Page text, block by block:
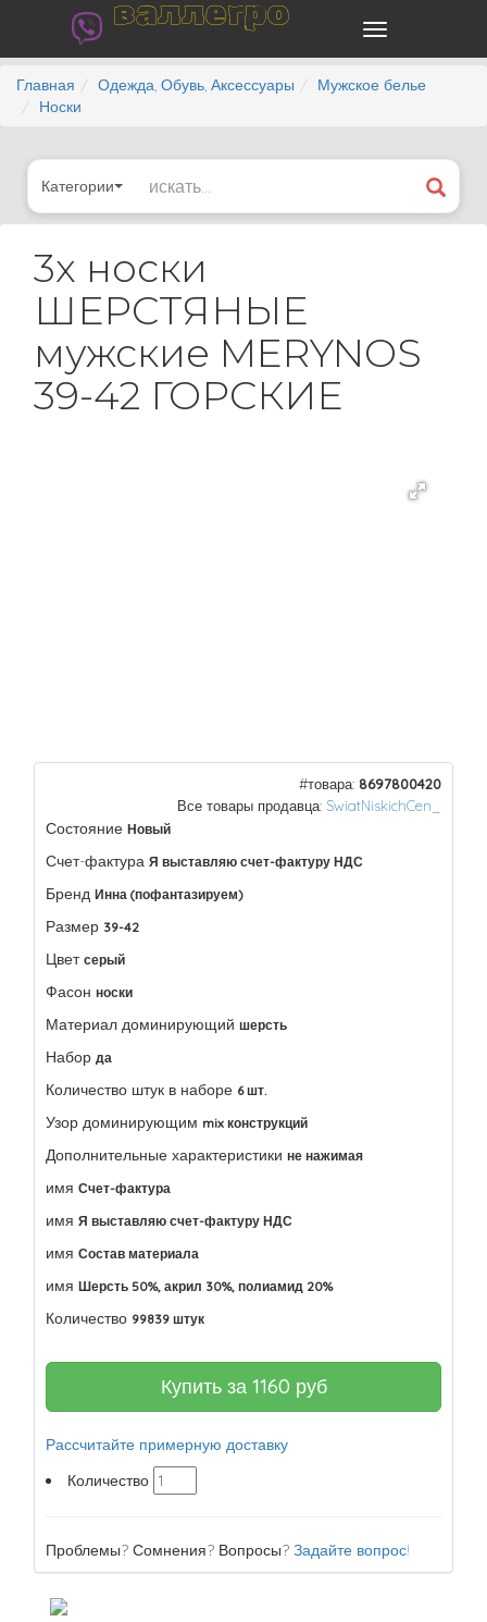
валлегро
Главная Одежда, Обувь, Аксессуары
Мужское белье
Носки
Категории
3x носки
ШЕРСТЯНЫЕ
мужские MERYNOS
39-42 ГОРСКИЕ
#товара: 8697800420
Все товары продавца: SwiatNiskichCen_
Состояние Новый
Счет-фактура Я выставляю счет-фактуру НДС
Бренд Инна (пофантазируем)
Размер 39-42
Цвет серый
Фасон носки
Материал доминирующий шерсть
Набор да
Количество штук в наборе 6 шт.
Узор доминирующим mix конструкций
Дополнительные характеристики не нажимая
имя Счет-фактура
имя Я выставляю счет-фактуру НДС
имя Состав материала
имя Шерсть 50%, акрил 30%, полиамид 20%
Количество 99839 штук
Купить за 1160 руб
Рассчитайте примерную доставку
Количество
Проблемы? Сомнения? Вопросы? Задайте вопрос!